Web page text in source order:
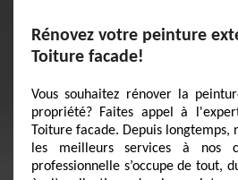
Rénovez votre peinture
Toiture facade!
Vous souhaitez rénover la
propriété? Faites appel à
Toiture facade. Depuis longtemps,
les meilleurs services à nos
professionnelle s’occupe de tout,